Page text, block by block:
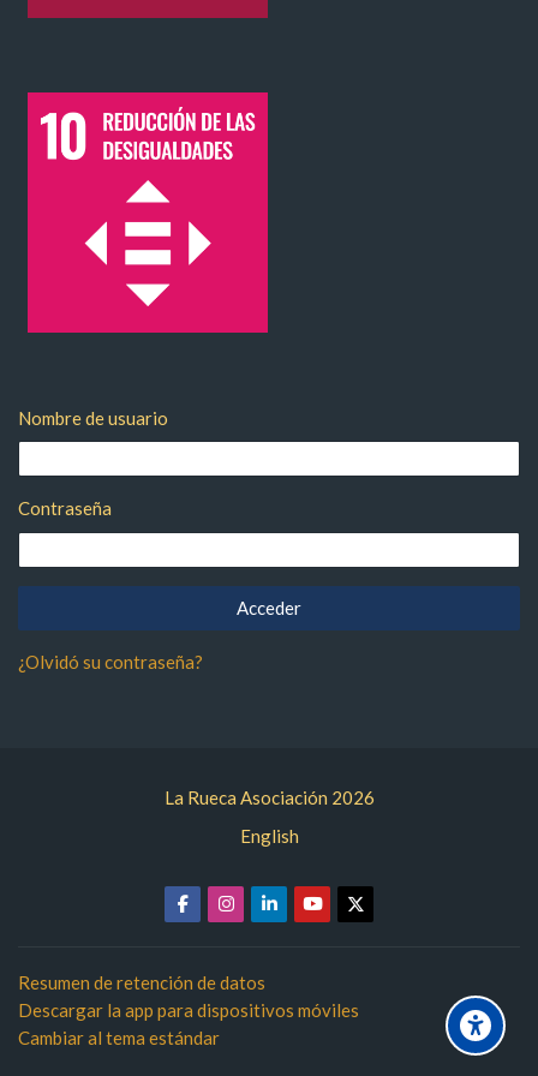
Bloques
Bloques
Salta Entrar
Nombre de usuario
Contraseña
¿Olvidó su contraseña?
La Rueca Asociación 2026
English
Resumen de retención de datos
Descargar la app para dispositivos móviles
Cambiar al tema estándar